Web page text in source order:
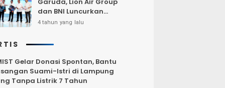
dan BNI Luncurkan
Program Terbang Hemat
4 tahun yang lalu
Gelar Donasi Spontan, Bantu
Suami-Istri di Lampung
Tanpa Listrik 7 Tahun